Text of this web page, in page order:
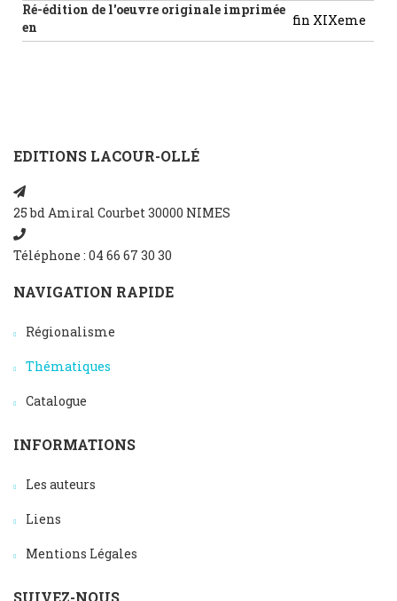
Ré-édition de l'oeuvre originale imprimée
en
fin XIXeme
EDITIONS LACOUR-OLLÉ
25 bd Amiral Courbet 30000 NIMES
Téléphone : 04 66 67 30 30
NAVIGATION RAPIDE
Régionalisme
Thématiques
Catalogue
INFORMATIONS
Les auteurs
Liens
Mentions Légales
SUIVEZ-NOUS